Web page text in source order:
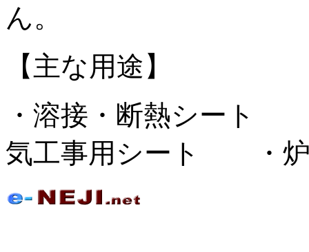
ん。
【主な用途】
・溶接・断熱シー
気工事用シート ・炉